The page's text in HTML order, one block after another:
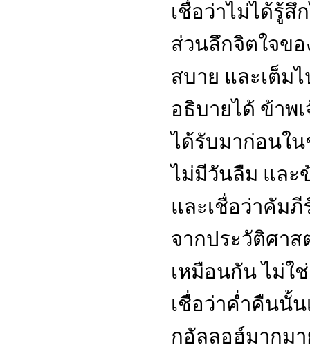
เชื่อว่าไม่ได้รู้สึ
ส่วนลึกจิตใจขอ
สบาย และเต็ม
อธิบายได้ ข้าพ
ได้รับมาก่อนใ
ไม่มีวันลืม และ
และเชื่อว่าคัม
จากประวัติศาส
เหมือนกัน ไม่ใ
เชื่อว่าค่ำคืนนั้
กอัลลอฮ์มากม